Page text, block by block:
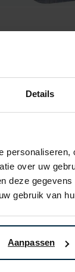
Details
over uw
deze
gebruik van
Aanpassen